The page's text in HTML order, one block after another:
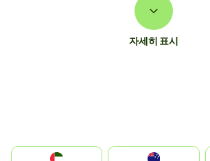
자세히 표시